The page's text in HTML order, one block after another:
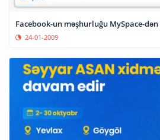
Facebook-un məşhurluğu MySpace-
24-01-2009